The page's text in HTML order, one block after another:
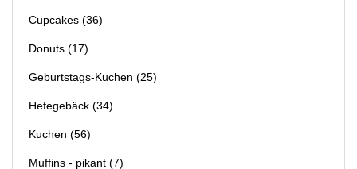
Cupcakes (36)
Donuts (17)
Geburtstags-Kuchen (25)
Hefegebäck (34)
Kuchen (56)
Muffins - pikant (7)